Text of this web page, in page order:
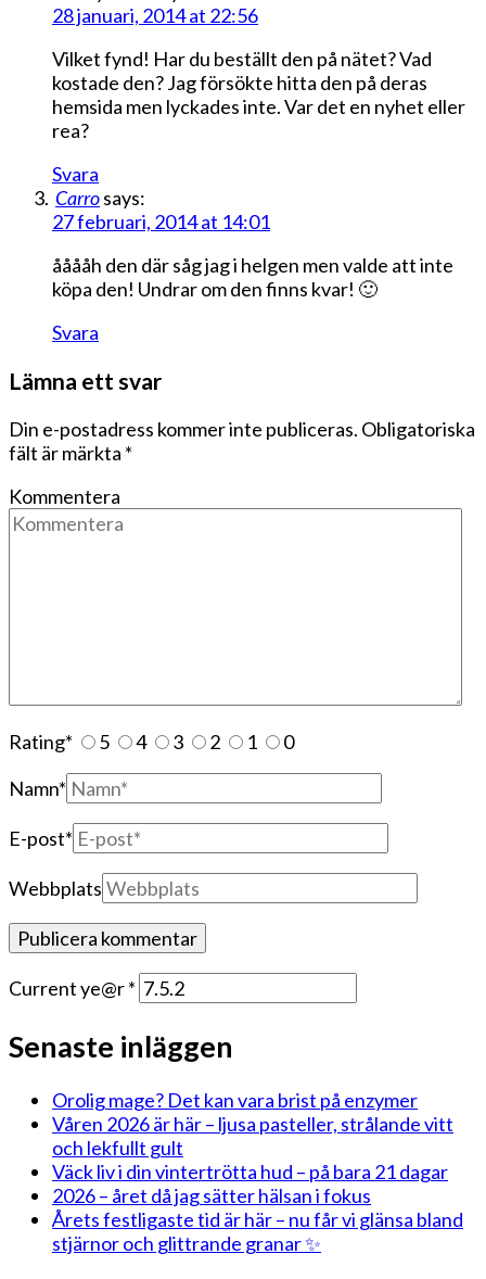
28 januari, 2014 at 22:56
Vilket fynd! Har du beställt den på nätet? Vad
kostade den? Jag försökte hitta den på deras
hemsida men lyckades inte. Var det en nyhet eller
rea?
Svara
Carrosays:
27 februari, 2014 at 14:01
ååååh den där såg jag i helgen men valde att inte
köpa den! Undrar om den finns kvar! 🙂
Svara
Lämna ett svar
Din e-postadress kommer inte publiceras. Obligatoriska
fält är märkta *
Kommentera
Rating* 5 4 3 2 1
0
Namn*
E-post*
Webbplats
Current ye@r*
Senaste inläggen
Orolig mage? Det kan vara brist på enzymer
Våren 2026 är här – ljusa pasteller, strålande vitt
och lekfullt gult
Väck liv i din vintertrötta hud – på bara 21 dagar
2026 – året då jag sätter hälsan i fokus
Årets festligaste tid är här – nu får vi glänsa bland
stjärnor och glittrande granar ✨